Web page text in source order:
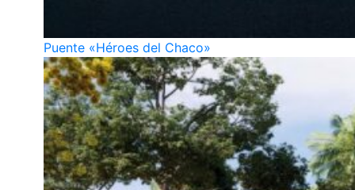
Puente «Héroes del Chaco»